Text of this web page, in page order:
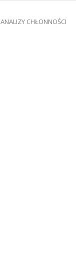
ANALIZY CHŁONNOŚCI